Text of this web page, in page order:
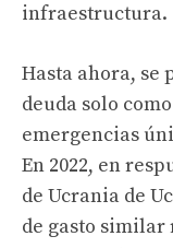
infraestructura.
Hasta ahora, se
deuda solo
emergencias
En 2022, en
de Ucrania de
de gasto similar